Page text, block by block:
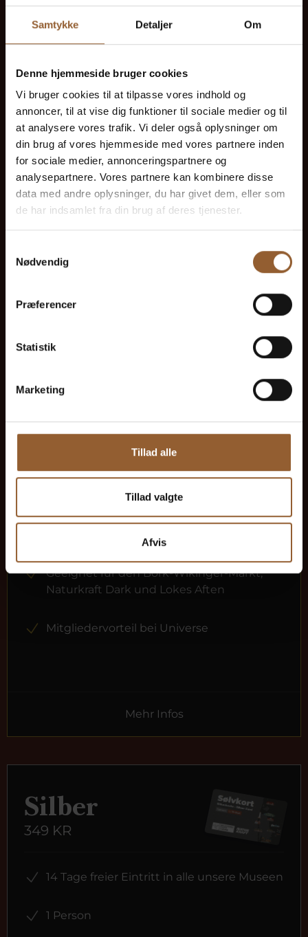
Samtykke Detaljer Om
Denne hjemmeside bruger cookies
Vi bruger cookies til at tilpasse vores indhold og
annoncer, til at vise dig funktioner til sociale medier og til
at analysere vores trafik. Vi deler også oplysninger om
din brug af vores hjemmeside med vores partnere inden
for sociale medier, annonceringspartnere og
analysepartnere. Vores partnere kan kombinere disse
data med andre oplysninger, du har givet dem, eller som
de har indsamlet fra din brug af deres tjenester.
Nødvendig
Præferencer
Statistik
Marketing
Tillad alle
Tillad valgte
Afvis
Platin
699 DKK
12 Monate freier Eintritt in alle unsere
Museen
1 Person + 1 Begleiter
Geeignet für den Bork-Wikinger-Markt,
Naturkraft Dark und Lokes Aften
Mitgliedervorteil bei Universe
449 DKK
12 Monate freier Eintritt in alle unsere
Geeignet für den Bork-Wikinger-Markt,
Naturkraft Dark und Lokes Aften
Mitgliedervorteil bei Universe
Mehr Infos
Silber
349 KR
14 Tage freier Eintritt in alle unsere Museen
1 Person